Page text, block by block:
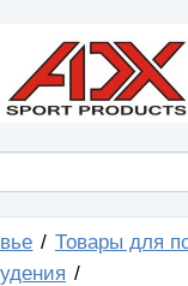
Товары для